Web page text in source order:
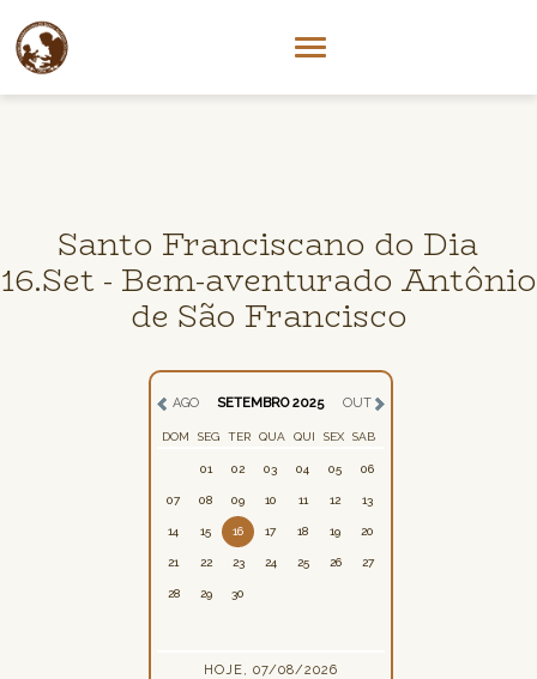
Santo Franciscano do Dia
16.Set - Bem-aventurado Antônio
de São Francisco
AGO SETEMBRO 2025 OUT
DOM SEG TER QUA QUI SEX SAB
01 02 03 04 05 06
07 08 09 10 11 12 13
14 15 16 17 18 19 20
21 22 23 24 25 26 27
28 29 30
HOJE, 07/08/2026